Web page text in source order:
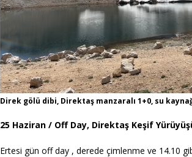
Direk gölü dibi, Direktaş manzaralı 1+0, su
25 Haziran / Off Day, Direktaş Keşif
Ertesi gün off day , derede çimlenme ve 14.10